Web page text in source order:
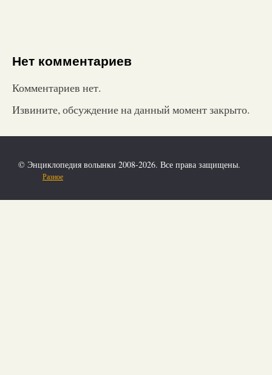
Нет комментариев
Комментариев нет.
Извините, обсуждение на данный момент закрыто.
© Энциклопедия волынки 2008-2026. Все права защищены.
Разное